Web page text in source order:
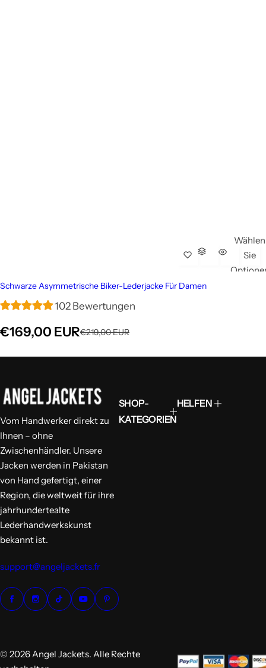
Wählen
Sie
Schwarze Asymmetrische Biker-Lederjacke Für Damen
102 Bewertungen
V
e
s
r
e
i
s
€169,00 EURR
ä
r
e
r
e
s
€219,00 EUR
Vom Handwerker direkt zu
Ihnen – ohne
Zwischenhändler. Unsere
Jacken werden in Pakistan
von Hand gefertigt, einer
Region, die weltweit für ihre
jahrhundertealte
Lederhandwerkskunst
bekannt ist.
support@angeljackets.fr
SHOP-
KATEGORIEN
HELFEN
© 2026 Angel Jackets. Alle Rechte